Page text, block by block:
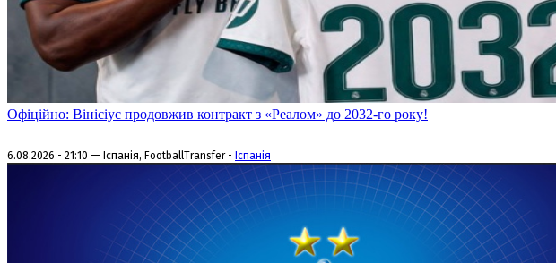
Офіційно: Вінісіус продовжив контракт з «Реалом» до 2032-го року!
6.08.2026 - 21:10 — Іспанія, FootballTransfer - Іспанія